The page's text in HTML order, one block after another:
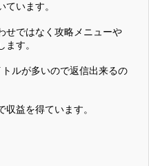
います。
せではなく攻略メニューや
す。
ルが多いので返信出来るの
益を得ています。